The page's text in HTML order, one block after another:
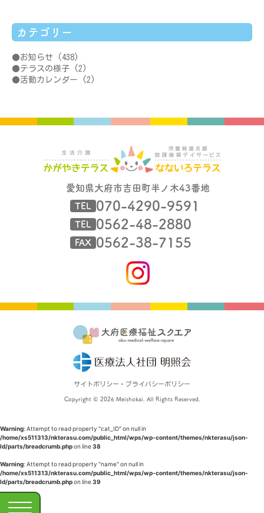
カテゴリー
お知らせ (438)
テラスの様子 (2)
活動カレンダー (2)
愛知県大府市吉田町半ノ木43番地
TEL 070-4290-9591
TEL 0562-48-2880
FAX 0562-38-7155
サイトポリシー・プライバシーポリシー
Copyright © 2026 Meishokai. All Rights Reserved.
Warning: Attempt to read property "cat_ID" on null in
/home/xs511313/nkterasu.com/public_html/wps/wp-content/themes/nkterasu/json-
ld/parts/breadcrumb.phpon line38
Warning: Attempt to read property "name" on null in
/home/xs511313/nkterasu.com/public_html/wps/wp-content/themes/nkterasu/json-
ld/parts/breadcrumb.phpon line39